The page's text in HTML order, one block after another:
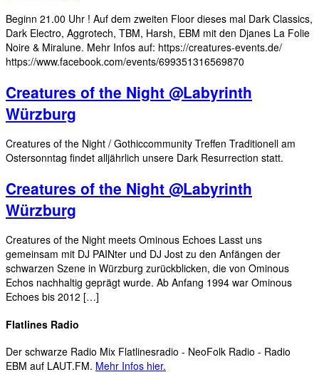
Beginn 21.00 Uhr ! Auf dem zweiten Floor dieses mal Dark Classics,
Dark Electro, Aggrotech, TBM, Harsh, EBM mit den Djanes La Folie
Noire & Miralune. Mehr Infos auf: https://creatures-events.de/
https://www.facebook.com/events/699351316569870
Creatures of the Night @Labyrinth
Würzburg
Creatures of the Night / Gothiccommunity Treffen Traditionell am
Ostersonntag findet alljährlich unsere Dark Resurrection statt.
Creatures of the Night @Labyrinth
Würzburg
Creatures of the Night meets Ominous Echoes Lasst uns
gemeinsam mit DJ PAINter und DJ Jost zu den Anfängen der
schwarzen Szene in Würzburg zurückblicken, die von Ominous
Echos nachhaltig geprägt wurde. Ab Anfang 1994 war Ominous
Echoes bis 2012 […]
Flatlines Radio
Der schwarze Radio Mix Flatlinesradio - NeoFolk Radio - Radio
EBM auf LAUT.FM. Mehr Infos hier.